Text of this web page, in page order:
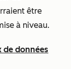
être
à niveau.
de données